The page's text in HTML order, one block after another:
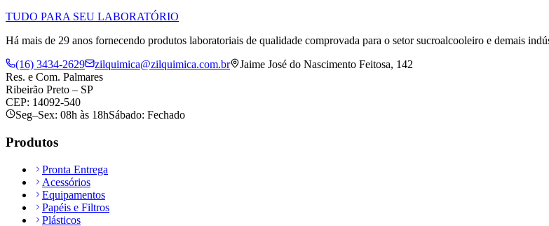
TUDO PARA SEU LABORATÓRIO
Há mais de 29 anos fornecendo produtos laboratoriais de qualidade comprovada para o setor sucroalcooleiro e demais
(16) 3434-2629
zilquimica@zilquimica.com.br
Jaime José do Nascimento Feitosa, 142
Res. e Com. Palmares
Ribeirão Preto – SP
CEP: 14092-540
Seg–Sex: 08h às 18hSábado: Fechado
Produtos
Pronta Entrega
Acessórios
Equipamentos
Papéis e Filtros
Plásticos